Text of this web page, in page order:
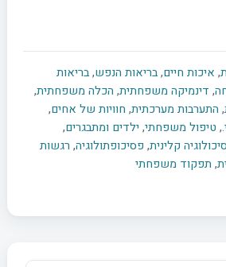
, איכות חיים,בריאות הנפש,בריאות
, דינמיקה משפחתית, הכלה משפחתית,
, התערבות מערכתית, חוויות של אחים,
, טיפול משפחתי, ילדים ומתבגרים,
קלינית, פסיכופתולוגיה, רגשות
, תפקוד משפחתי